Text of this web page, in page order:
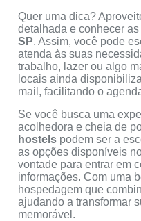
Quer uma dica?
detalhada e conhecer
SP. Assim, você pode
atenda às suas
trabalho, lazer ou algo
locais ainda
mail, facilitando o
Se você busca uma
acolhedora e cheia de
hostels podem ser a
as opções disponíveis
vontade para entrar em
informações. Com uma
hospedagem que
ajudando a transformar
memorável.